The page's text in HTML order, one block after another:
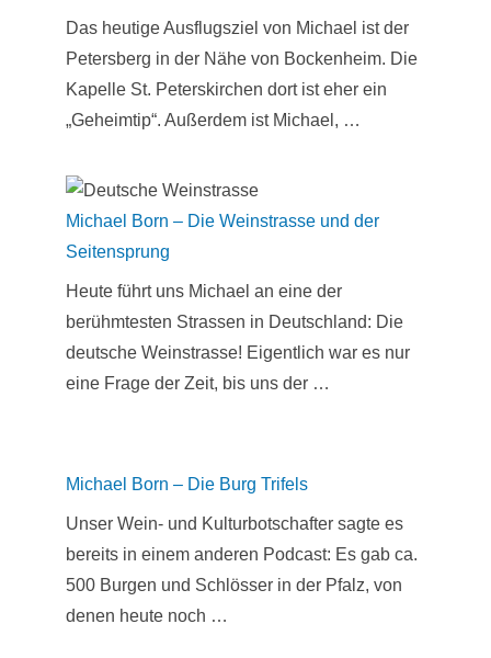
Das heutige Ausflugsziel von Michael ist der
Petersberg in der Nähe von Bockenheim. Die
Kapelle St. Peterskirchen dort ist eher ein
„Geheimtip“. Außerdem ist Michael, …
Michael Born – Die Weinstrasse und der
Seitensprung
Heute führt uns Michael an eine der
berühmtesten Strassen in Deutschland: Die
deutsche Weinstrasse! Eigentlich war es nur
eine Frage der Zeit, bis uns der …
Michael Born – Die Burg Trifels
Unser Wein- und Kulturbotschafter sagte es
bereits in einem anderen Podcast: Es gab ca.
500 Burgen und Schlösser in der Pfalz, von
denen heute noch …